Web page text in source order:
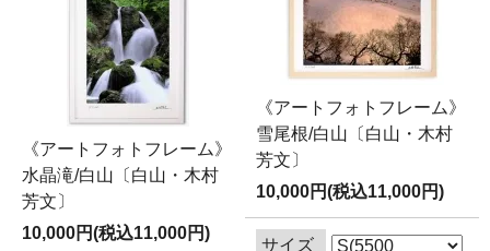
《アートフォトフレーム》
水晶滝/白山〔白山・木村
芳文〕
10,000円(税込11,000円)
《アートフォトフレーム》
雪尾根/白山〔白山・木村
芳文〕
10,000円(税込11,000円)
サイズ